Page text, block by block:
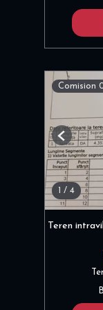
Comision
1 / 4
Previous
Teren